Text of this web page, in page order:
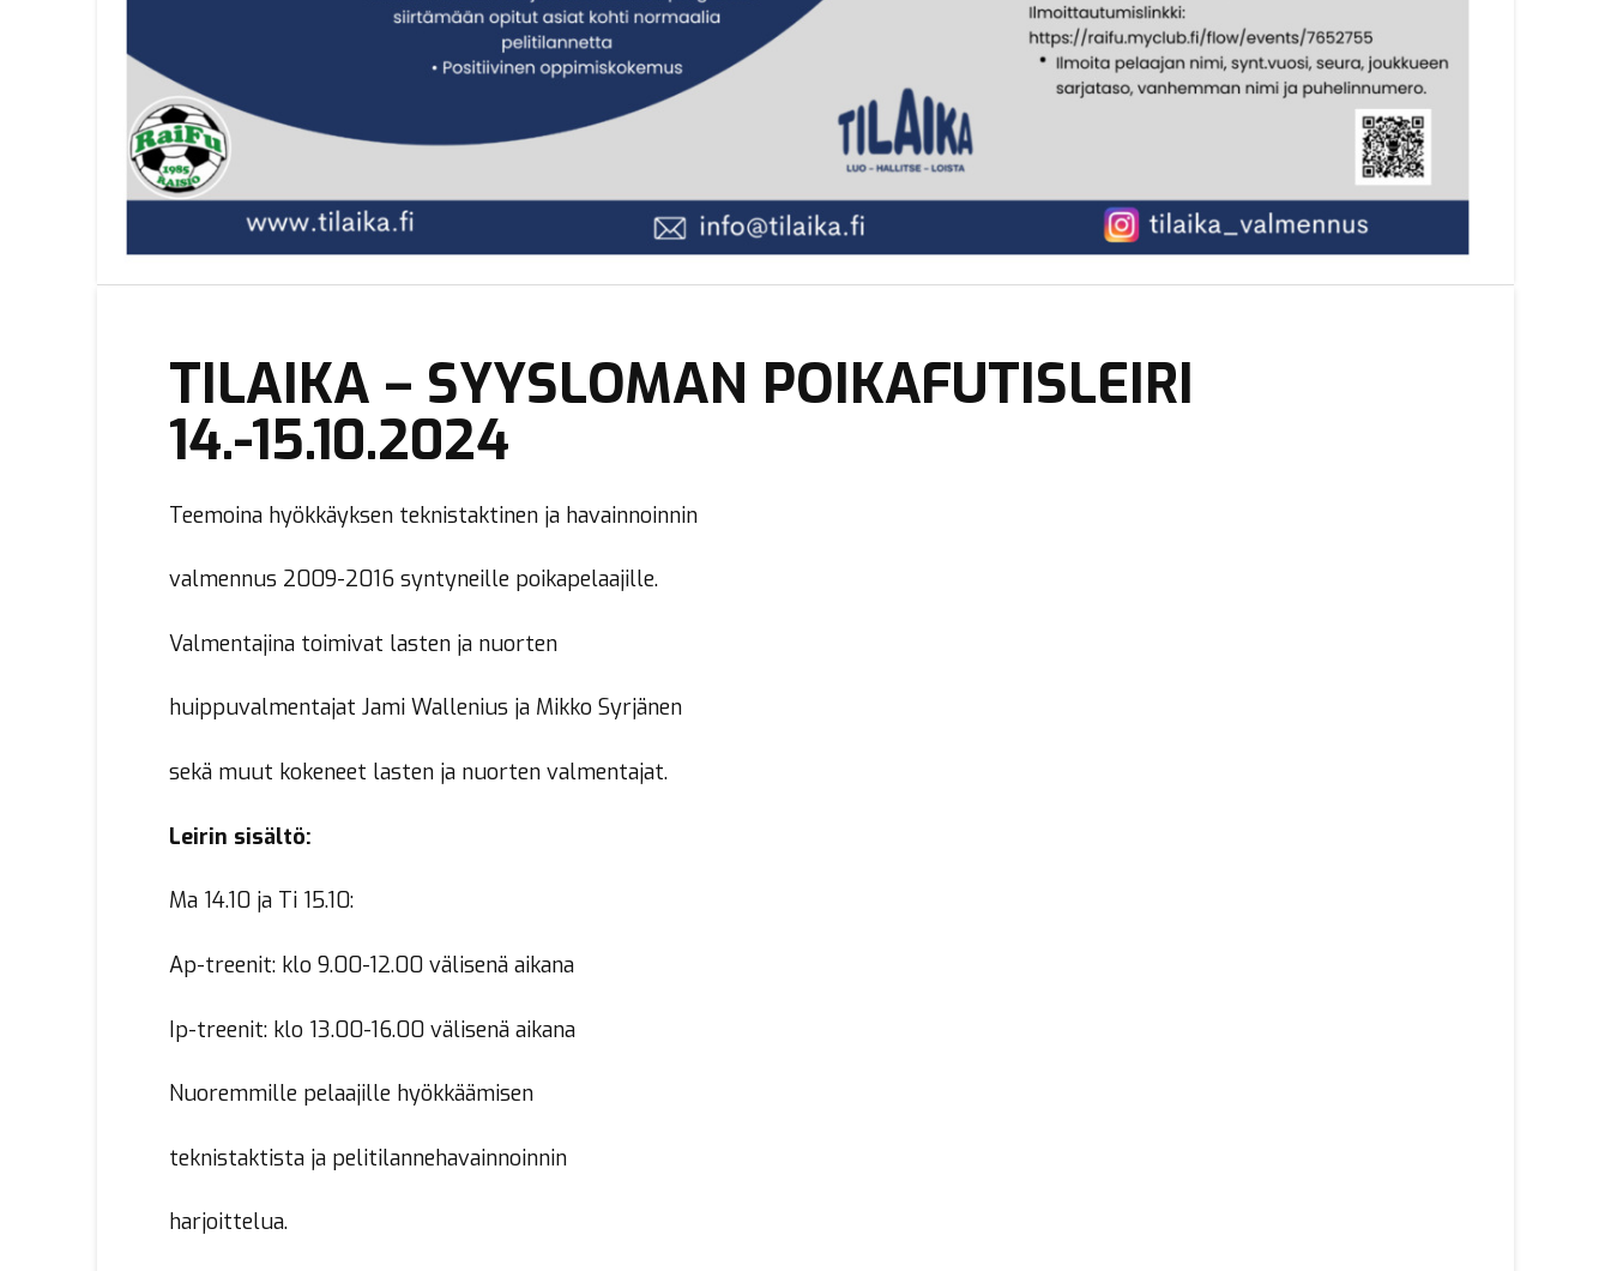
TILAIKA – SYYSLOMAN POIKAFUTISLEIRI
14.-15.10.2024
Teemoina hyökkäyksen teknistaktinen ja havainnoinnin
valmennus 2009-2016 syntyneille poikapelaajille.
Valmentajina toimivat lasten ja nuorten
huippuvalmentajat Jami Wallenius ja Mikko Syrjänen
sekä muut kokeneet lasten ja nuorten valmentajat.
Leirin sisältö:
Ma 14.10 ja Ti 15.10:
Ap-treenit: klo 9.00-12.00 välisenä aikana
Ip-treenit: klo 13.00-16.00 välisenä aikana
Nuoremmille pelaajille hyökkäämisen
teknistaktista ja pelitilannehavainnoinnin
harjoittelua.